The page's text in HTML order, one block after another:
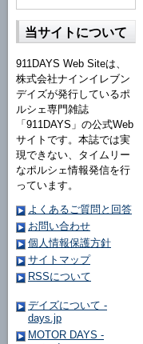
当サイトについて
911DAYS Web Siteは、
株式会社ナインイレブン
デイズが発行しているポ
ルシェ専門雑誌
「911DAYS」の公式Web
サイトです。本誌では実
現できない、タイムリー
なポルシェ情報発信を行
っています。
よくあるご質問と回答
お問い合わせ
個人情報保護方針
サイトマップ
RSSについて
デイズについて -
days.jp
MOTOR DAYS -